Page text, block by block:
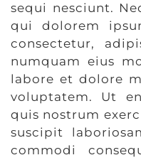
sequi nesciunt.
qui dolorem
consectetur,
numquam eius
labore et dolore
voluptatem. Ut
quis nostrum
suscipit
commodi